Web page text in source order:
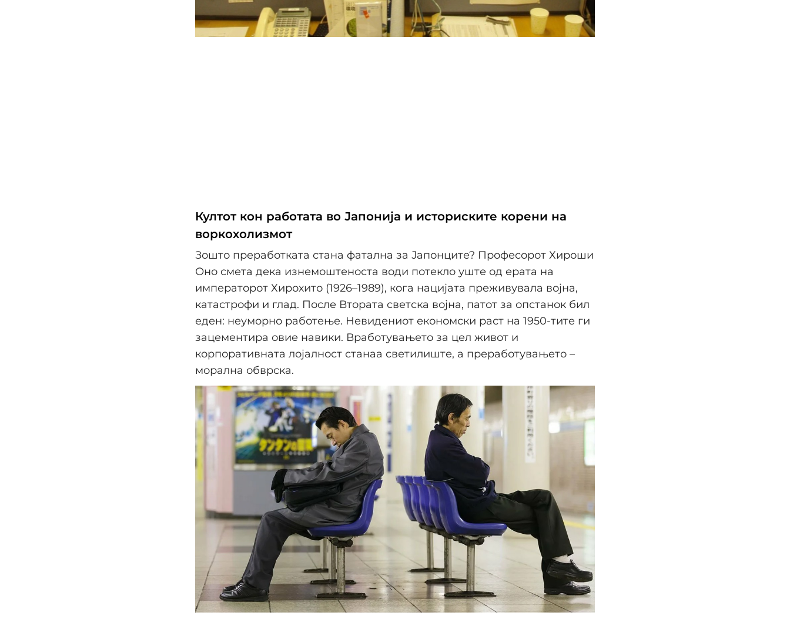
Култот кон работата во Јапонија и историските корени на
воркохолизмот
Зошто преработката стана фатална за Јапонците? Професорот Хироши
Оно смета дека изнемоштеноста води потекло уште од ерата на
императорот Хирохито (1926–1989), кога нацијата преживувала војна,
катастрофи и глад. После Втората светска војна, патот за опстанок бил
еден: неуморно работење. Невидениот економски раст на 1950-тите ги
зацементира овие навики. Вработувањето за цел живот и
корпоративната лојалност станаа светилиште, а преработувањето –
морална обврска.